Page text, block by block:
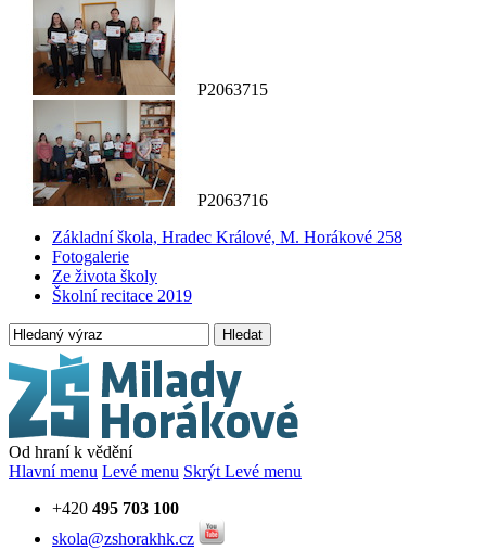
P2063715
P2063716
Základní škola, Hradec Králové, M. Horákové 258
Fotogalerie
Ze života školy
Školní recitace 2019
Hledat
Od hraní k vědění
Hlavní menu Levé menu Skrýt Levé menu
+420 495 703 100
skola@zshorakhk.cz